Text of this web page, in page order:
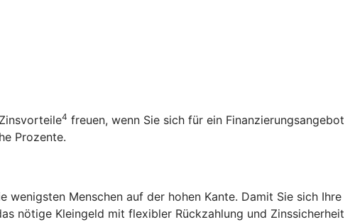
4 freuen, wenn Sie sich für ein Finanzierungsangebot
Prozente.
wenigsten Menschen auf der hohen Kante. Damit Sie sich Ihre
nötige Kleingeld mit flexibler Rückzahlung und Zinssicherheit